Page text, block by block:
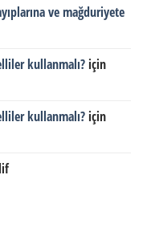
ve mağduriyete
kullanmalı? için
kullanmalı? için